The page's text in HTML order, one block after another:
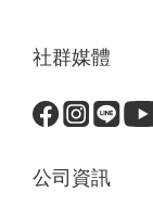
社群媒體
公司資訊